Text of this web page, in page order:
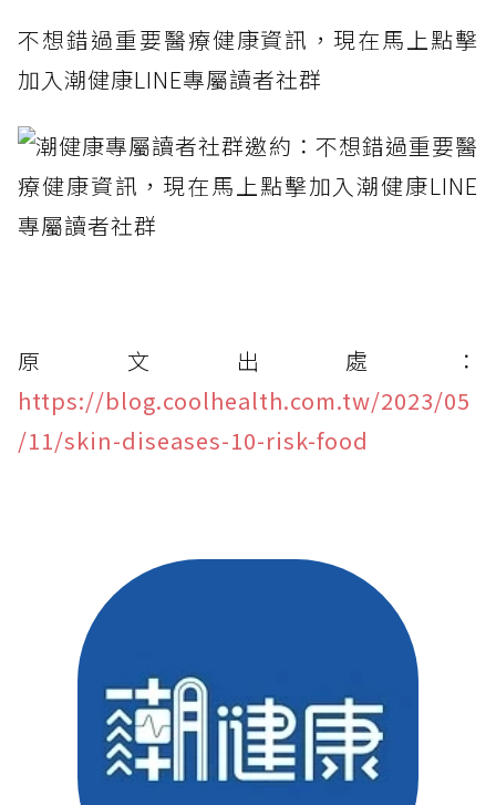
不想錯過重要醫療健康資訊，現在馬上點擊
加入潮健康LINE專屬讀者社群
原文出處：
https://blog.coolhealth.com.tw/2023/05
/11/skin-diseases-10-risk-food